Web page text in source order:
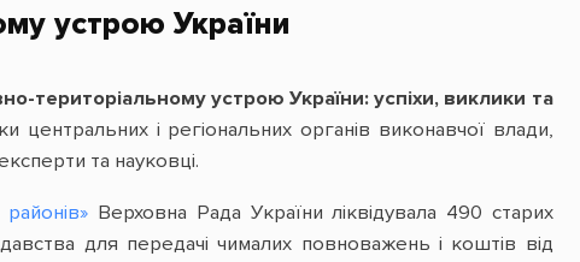
устрою України
територіальному устрою України: успіхи, виклики та
центральних і регіональних органів виконавчої влади,
та науковці.
Верховна Рада України ліквідувала 490 старих
для передачі чималих повноважень і коштів від